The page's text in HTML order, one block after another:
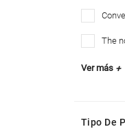
the
Ver más+
Tipo De